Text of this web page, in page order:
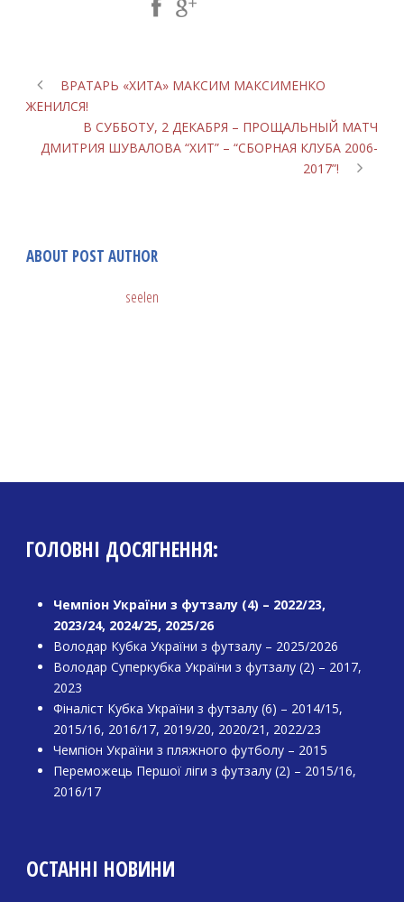
ВРАТАРЬ «ХИТА» МАКСИМ МАКСИМЕНКО
ЖЕНИЛСЯ!
В СУББОТУ, 2 ДЕКАБРЯ – ПРОЩАЛЬНЫЙ МАТЧ
ДМИТРИЯ ШУВАЛОВА “ХИТ” – “СБОРНАЯ КЛУБА 2006-
2017”!
ABOUT POST AUTHOR
seelen
ГОЛОВНІ ДОСЯГНЕННЯ:
Чемпіон України з футзалу (4) – 2022/23,
2023/24, 2024/25, 2025/26
Володар Кубка України з футзалу – 2025/2026
Володар Суперкубка України з футзалу (2) – 2017,
2023
Фіналіст Кубка України з футзалу (6) – 2014/15,
2015/16, 2016/17, 2019/20, 2020/21, 2022/23
Чемпіон України з пляжного футболу – 2015
Переможець Першої ліги з футзалу (2) – 2015/16,
2016/17
ОСТАННІ НОВИНИ